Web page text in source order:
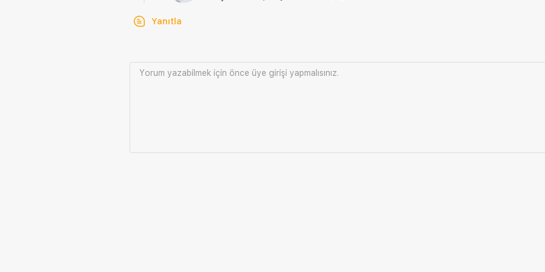
Yanıtla
Yorum yazabilmek için önce üye girişi yapmalısınız.